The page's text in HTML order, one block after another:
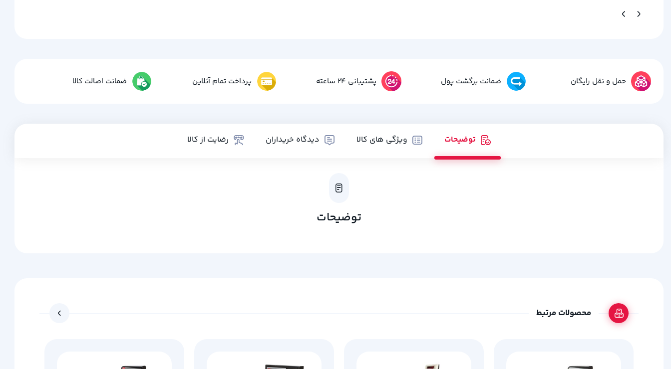
حمل و نقل رایگان ضمانت برگشت پول پشتیبانی 24 ساعته پرداخت تمام آنلاین ضمانت اصالت کالا
توضیحات ویژگی های کالا دیدگاه خریداران رضایت از کالا
توضیحات
محصولات مرتبط